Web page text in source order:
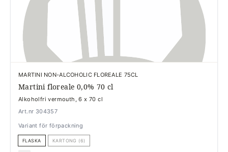
MARTINI NON-ALCOHOLIC FLOREALE 75CL
Martini floreale 0,0% 70 cl
Alkoholfri vermouth, 6 x 70 cl
Art.nr 304357
Variant för förpackning
FLASKA KARTONG (6)